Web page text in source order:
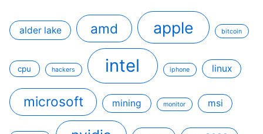
alder lake amd apple bitcoin
cpu hackers intel iphone linux
microsoft mining monitor msi